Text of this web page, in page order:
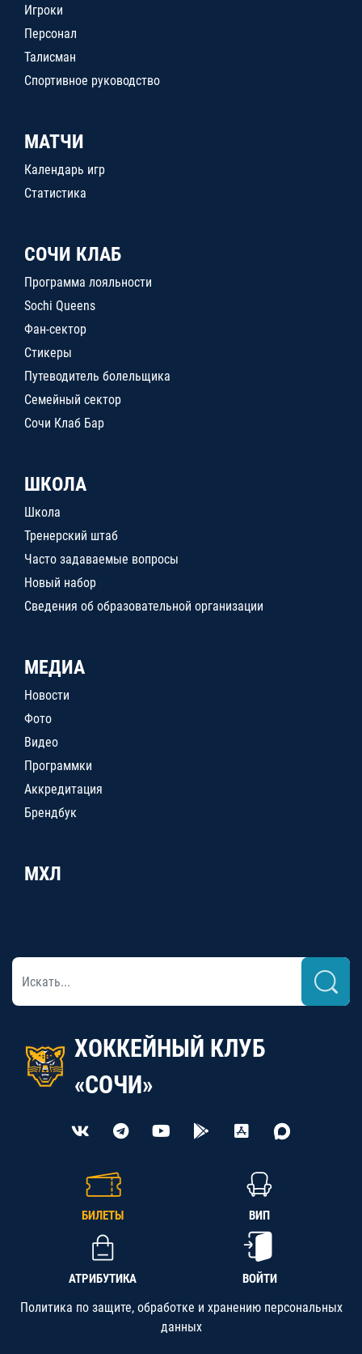
Игроки
Персонал
Талисман
Спортивное руководство
МАТЧИ
Календарь игр
Статистика
СОЧИ КЛАБ
Программа лояльности
Sochi Queens
Фан-сектор
Стикеры
Путеводитель болельщика
Семейный сектор
Сочи Клаб Бар
ШКОЛА
Школа
Тренерский штаб
Часто задаваемые вопросы
Новый набор
Сведения об образовательной организации
МЕДИА
Новости
Фото
Видео
Программки
Аккредитация
Брендбук
МХЛ
ХОККЕЙНЫЙ КЛУБ
«СОЧИ»
БИЛЕТЫ ВИП
АТРИБУТИКА ВОЙТИ
Политика по защите, обработке и хранению персональных
данных